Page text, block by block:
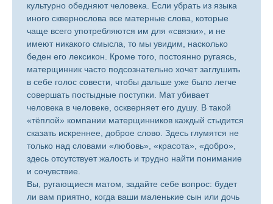
культурно обедняют человека. Если убрать из языка
иного сквернослова все матерные слова, которые
чаще всего употребляются им для «связки», и не
имеют никакого смысла, то мы увидим, насколько
беден его лексикон. Кроме того, постоянно ругаясь,
матерщинник часто подсознательно хочет заглушить
в себе голос совести, чтобы дальше уже было легче
совершать постыдные поступки. Мат убивает
человека в человеке, оскверняет его душу. В такой
«тёплой» компании матерщинников каждый стыдится
сказать искреннее, доброе слово. Здесь глумятся не
только над словами «любовь», «красота», «добро»,
здесь отсутствует жалость и трудно найти понимание
и сочувствие.
Вы, ругающиеся матом, задайте себе вопрос: будет
ли вам приятно, когда ваши маленькие сын или дочь